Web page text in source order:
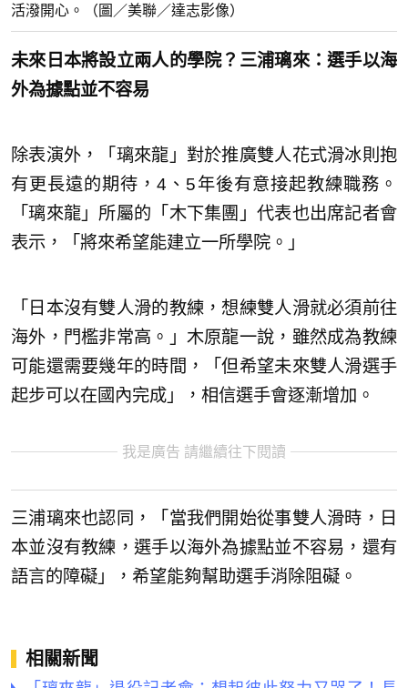
活潑開心。（圖／美聯／達志影像）
未來日本將設立兩人的學院？三浦璃來：選手以海
外為據點並不容易
除表演外，「璃來龍」對於推廣雙人花式滑冰則抱
有更長遠的期待，4、5年後有意接起教練職務。
「璃來龍」所屬的「木下集團」代表也出席記者會
表示，「將來希望能建立一所學院。」
「日本沒有雙人滑的教練，想練雙人滑就必須前往
海外，門檻非常高。」木原龍一說，雖然成為教練
可能還需要幾年的時間，「但希望未來雙人滑選手
起步可以在國內完成」，相信選手會逐漸增加。
我是廣告 請繼續往下閱讀
三浦璃來也認同，「當我們開始從事雙人滑時，日
本並沒有教練，選手以海外為據點並不容易，還有
語言的障礙」，希望能夠幫助選手消除阻礙。
相關新聞